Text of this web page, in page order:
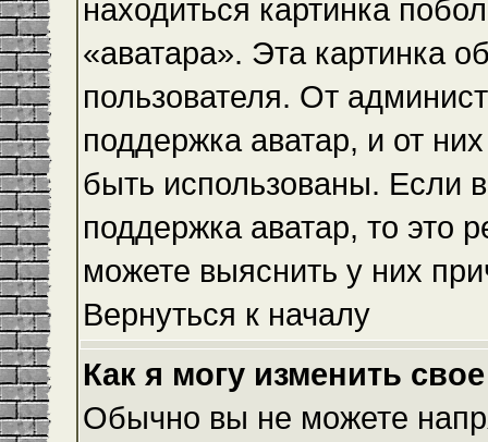
находиться картинка
«аватара». Эта картинка
пользователя. От
поддержка аватар, и от
быть использованы. Если
поддержка аватар, то это
можете выяснить у них
Вернуться к началу
Как я могу изменить
Обычно вы не можете